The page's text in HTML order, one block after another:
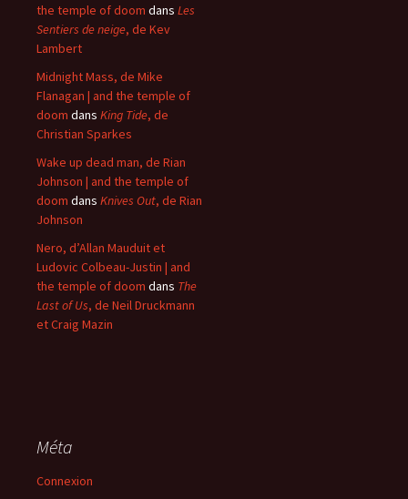
the temple of doom dans Les
Sentiers de neige, de Kev
Lambert
Midnight Mass, de Mike
Flanagan | and the temple of
doom dans King Tide, de
Christian Sparkes
Wake up dead man, de Rian
Johnson | and the temple of
doom dans Knives Out, de Rian
Johnson
Nero, d’Allan Mauduit et
Ludovic Colbeau-Justin | and
the temple of doom dans The
Last of Us, de Neil Druckmann
et Craig Mazin
Méta
Connexion